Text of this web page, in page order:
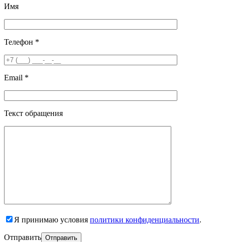
Имя
Телефон *
Email *
Текст обращения
Я принимаю условия политики конфиденциальности.
Отправить